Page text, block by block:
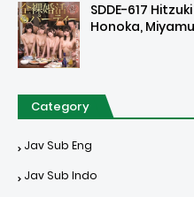
SDDE-617
Honoka,
Category
Jav Sub Eng
Jav Sub Indo